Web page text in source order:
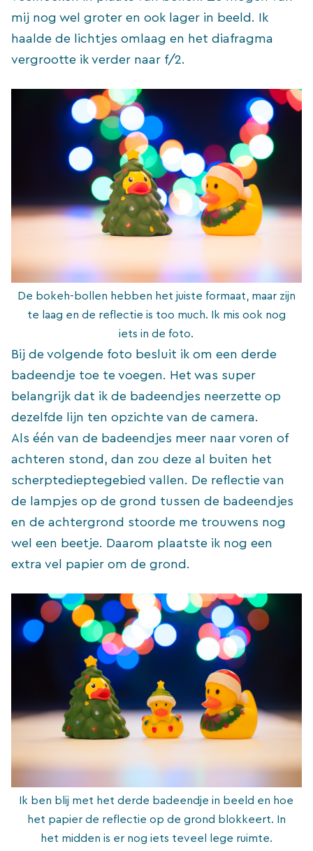
mij nog wel groter en ook lager in beeld. Ik
haalde de lichtjes omlaag en het diafragma
vergrootte ik verder naar f/2.
De bokeh-bollen hebben het juiste formaat, maar zijn
te laag en de reflectie is too much. Ik mis ook nog
iets in de foto.
Bij de volgende foto besluit ik om een derde
badeendje toe te voegen. Het was super
belangrijk dat ik de badeendjes neerzette op
dezelfde lijn ten opzichte van de camera.
Als één van de badeendjes meer naar voren of
achteren stond, dan zou deze al buiten het
scherptedieptegebied vallen. De reflectie van
de lampjes op de grond tussen de badeendjes
en de achtergrond stoorde me trouwens nog
wel een beetje. Daarom plaatste ik nog een
extra vel papier om de grond.
Ik ben blij met het derde badeendje in beeld en hoe
het papier de reflectie op de grond blokkeert. In
het midden is er nog iets teveel lege ruimte.